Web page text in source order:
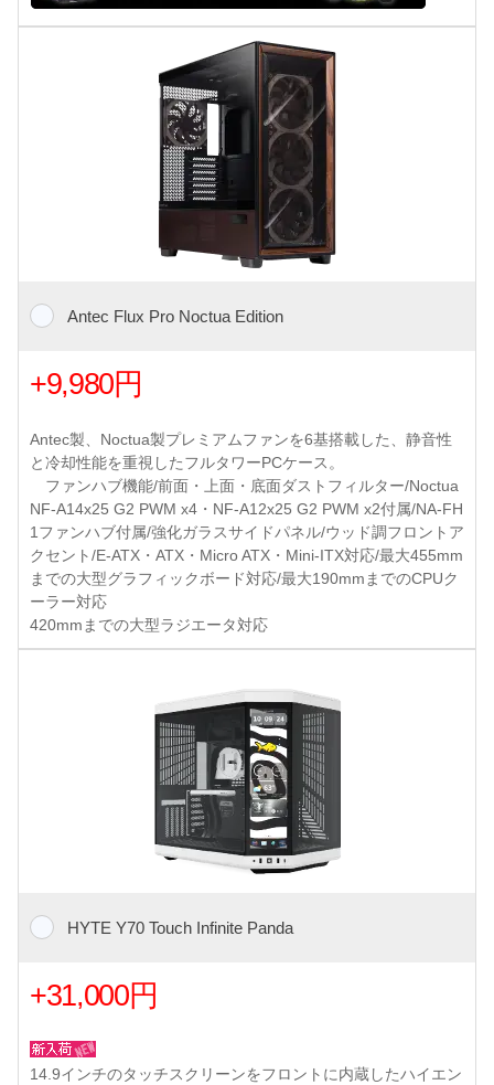
Antec Flux Pro Noctua Edition
+9,980円
Antec製、Noctua製プレミアムファンを6基搭載した、静音性
と冷却性能を重視したフルタワーPCケース。
ファンハブ機能/前面・上面・底面ダストフィルター/Noctua
NF-A14x25 G2 PWM x4・NF-A12x25 G2 PWM x2付属/NA-FH
1ファンハブ付属/強化ガラスサイドパネル/ウッド調フロントア
クセント/E-ATX・ATX・Micro ATX・Mini-ITX対応/最大455mm
までの大型グラフィックボード対応/最大190mmまでのCPUク
ーラー対応
420mmまでの大型ラジエータ対応
HYTE Y70 Touch Infinite Panda
+31,000円
14.9インチのタッチスクリーンをフロントに内蔵したハイエン